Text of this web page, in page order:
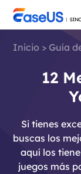
Inicio > Guía
12
Si tienes
buscas los
aquí los
juegos más